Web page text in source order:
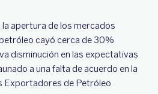
la apertura de los mercados
cayó cerca de 30%
disminución en las expectativas
a una falta de acuerdo en la
Exportadores de Petróleo